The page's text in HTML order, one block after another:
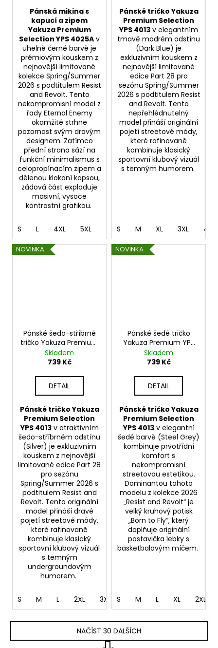
Pánská mikina s
kapucí a zipem
Yakuza Premium
Selection YPS 4025A v
uhelně černé barvě je
prémiovým kouskem z
nejnovější limitované
kolekce Spring/Summer
2026 s podtitulem Resist
and Revolt. Tento
nekompromisní model z
řady Eternal Enemy
okamžitě strhne
pozornost svým dravým
designem. Zatímco
přední strana sází na
funkční minimalismus s
celopropínacím zipem a
dělenou klokaní kapsou,
zádová část exploduje
masivní, vysoce
kontrastní grafikou.
S L 4XL 5XL
Pánské tričko Yakuza
Premium Selection
YPS 4013 v elegantním
tmavě modrém odstínu
(Dark Blue) je
exkluzivním kouskem z
nejnovější limitované
edice Part 28 pro
sezónu Spring/Summer
2026 s podtitulem Resist
and Revolt. Tento
nepřehlédnutelný
model přináší originální
pojetí streetové módy,
které rafinovaně
kombinuje klasický
sportovní klubový vizuál
s temným humorem.
S M XL 3XL 4XL
NOVINKA
Pánské šedo-stříbrné
tričko Yakuza Premium
YPS 4013 – Born to Fly
Skladem
739 Kč
DETAIL
Pánské tričko Yakuza
Premium Selection
YPS 4013v atraktivním
šedo-stříbrném odstínu
(Silver) je exkluzivním
kouskem z nejnovější
limitované edice Part 28
pro sezónu
Spring/Summer 2026 s
podtitulem Resist and
Revolt. Tento originální
model přináší dravé
pojetí streetové módy,
které rafinovaně
kombinuje klasický
sportovní klubový vizuál
s temným
undergroundovým
humorem.
S M L 2XL 3XL 4XL 5XL
NOVINKA
Pánské šedé tričko
Yakuza Premium YPS
4013 – Born to Fly
Skladem
739 Kč
DETAIL
Pánské tričko Yakuza
Premium Selection
YPS 4013v elegantní
šedé barvě (Steel Grey)
kombinuje prvotřídní
komfort s
nekompromisní
streetovou estetikou.
Dominantou tohoto
modelu z kolekce 2026
„Resist and Revolt“ je
velký kruhový potisk
„Born to Fly“, který
doplňuje originální
postavička lebky s
basketbalovým míčem.
S M L XL 2XL
NAČÍST 30 DALŠÍCH
S